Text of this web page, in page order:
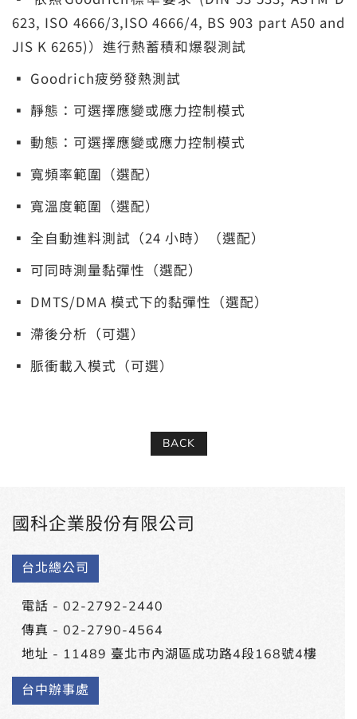
623, ISO 4666/3,ISO 4666/4, BS 903 part A50 and
JIS K 6265)）進行熱蓄積和爆裂測試
▪ Goodrich疲勞發熱測試
▪ 靜態：可選擇應變或應力控制模式
▪ 動態：可選擇應變或應力控制模式
▪ 寬頻率範圍（選配）
▪ 寬溫度範圍（選配）
▪ 全自動進料測試（24 小時）（選配）
▪ 可同時測量黏彈性（選配）
▪ DMTS/DMA 模式下的黏彈性（選配）
▪ 滯後分析（可選）
▪ 脈衝載入模式（可選）
BACK
國科企業股份有限公司
台北總公司
電話 - 02-2792-2440
傳真 - 02-2790-4564
地址 - 11489 臺北市內湖區成功路4段168號4樓
台中辦事處